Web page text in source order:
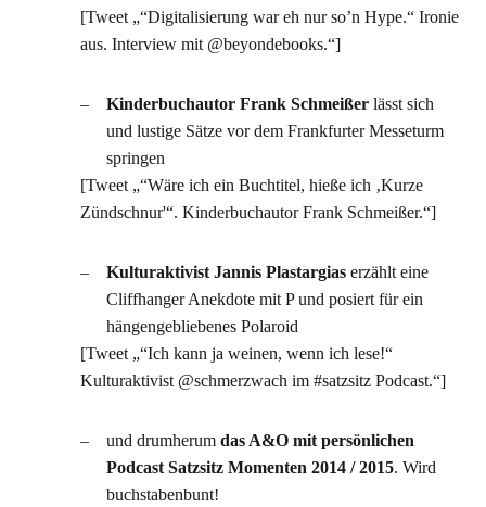
[Tweet „“Digitalisierung war eh nur so’n Hype.“ Ironie
aus. Interview mit @beyondebooks.“]
Kinderbuchautor Frank Schmeißerlässt sich
und lustige Sätze vor dem Frankfurter Messeturm
springen
[Tweet „“Wäre ich ein Buchtitel, hieße ich ‚Kurze
Zündschnur'“. Kinderbuchautor Frank Schmeißer.“]
Kulturaktivist Jannis Plastargiaserzählt eine
Cliffhanger Anekdote mit P und posiert für ein
hängengebliebenes Polaroid
[Tweet „“Ich kann ja weinen, wenn ich lese!“
Kulturaktivist @schmerzwach im #satzsitz Podcast.“]
und drumherum das A&O mit persönlichen
Podcast Satzsitz Momenten 2014 / 2015. Wird
buchstabenbunt!